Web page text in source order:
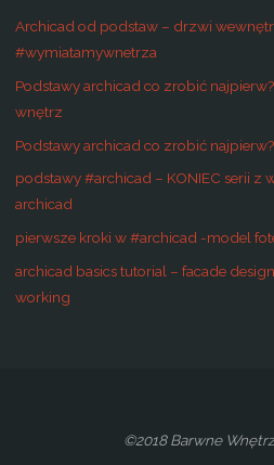
Archicad od podstaw – drzwi
#wymiatamywnetrza
Podstawy archicad co zrobić
wnętrz
Podstawy archicad co zrobić
podstawy #archicad – KONIEC serii z
archicad
pierwsze kroki w #archicad -model
archicad basics tutorial – facade
working
©2018 Barwne